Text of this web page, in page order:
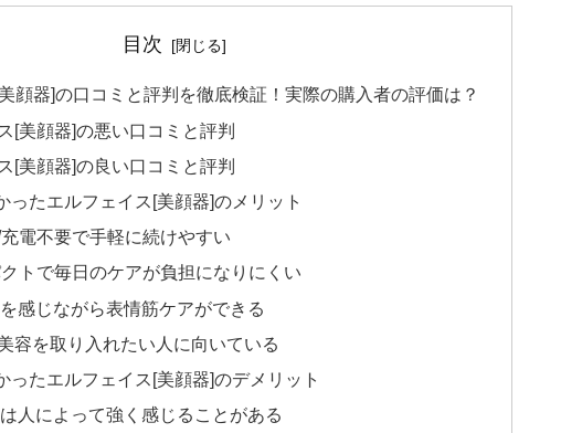
目次
顔器]の口コミと評判を徹底検証！実際の購入者の評価は？
[美顔器]の悪い口コミと評判
[美顔器]の良い口コミと評判
ったエルフェイス[美顔器]のメリット
電不要で手軽に続けやすい
トで毎日のケアが負担になりにくい
感じながら表情筋ケアができる
容を取り入れたい人に向いている
ったエルフェイス[美顔器]のデメリット
人によって強く感じることがある